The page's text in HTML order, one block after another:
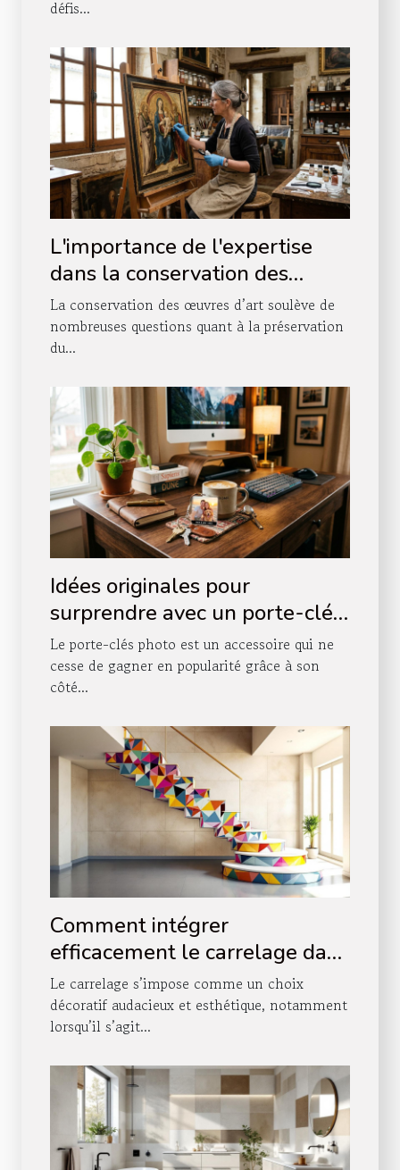
défis...
L'importance de l'expertise
dans la conservation des
œuvres d'art
La conservation des œuvres d’art soulève de
nombreuses questions quant à la préservation
du...
Idées originales pour
surprendre avec un porte-clés
photo
Le porte-clés photo est un accessoire qui ne
cesse de gagner en popularité grâce à son
côté...
Comment intégrer
efficacement le carrelage dans
votre décoration d'escalier ?
Le carrelage s’impose comme un choix
décoratif audacieux et esthétique, notamment
lorsqu’il s’agit...